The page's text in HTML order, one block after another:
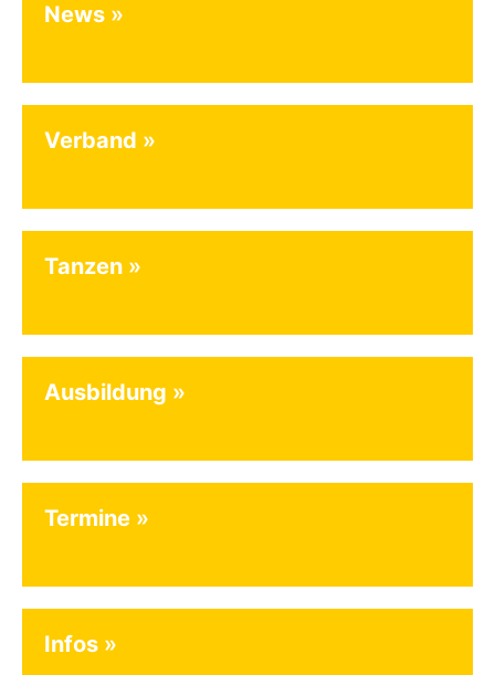
News
Verband
Tanzen
Ausbildung
Termine
Infos